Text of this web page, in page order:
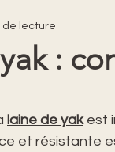
:
de lecture
laine de yak est
et résistante